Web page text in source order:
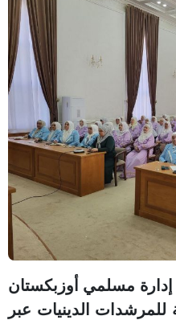
مسلمي أوزبكستان
للمرشدات الدينيات عبر